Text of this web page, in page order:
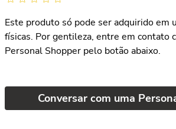
Este produto só pode ser adquirido em
físicas. Por gentileza, entre em contato
Personal Shopper pelo botão abaixo.
Conversar com uma